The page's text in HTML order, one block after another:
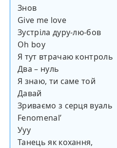
Знов
Give me love
Зустріла дуру-лю-бов
Oh boy
Я тут втрачаю контроль
Два – нуль
Я знаю, ти саме той
Давай
Зриваємо з серця вуаль
Fenomenalʼ
Ууу
Танець як кохання,